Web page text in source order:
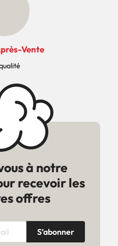
Vente
à notre
recevoir les
offres